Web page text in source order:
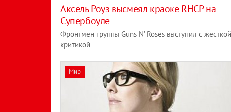
Аксель Роуз высмеял краоке RHCP на
Супербоуле
Фронтмен группы Guns N’ Roses выступил с жесткой
критикой
Мир